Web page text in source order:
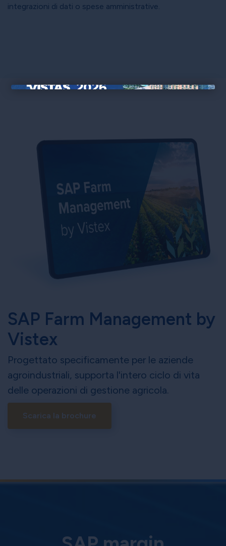
integrazioni di dati o spese amministrative.
SAP Farm Management by
Vistex
Progettato specificamente per le aziende
agroindustriali, supporta l'intero ciclo di vita
delle operazioni di gestione agricola.
Scarica la brochure